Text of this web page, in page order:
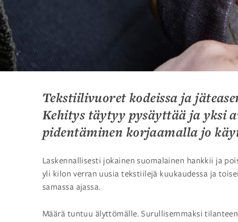
Tekstiilivuoret kodeissa ja
Kehitys täytyy pysäyttää ja yksi
pidentäminen korjaamalla jo
Laskennallisesti jokainen suomalainen hankkii ja
yli kilon verran uusia tekstiilejä kuukaudessa ja
samassa ajassa.
Määrä tuntuu älyttömälle. Surullisemmaksi